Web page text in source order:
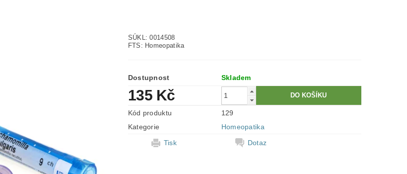
SÚKL: 0014508
FTS: Homeopatika
Dostupnost Skladem
135 Kč
Kód produktu
129
Kategorie
Homeopatika
Tisk
Dotaz